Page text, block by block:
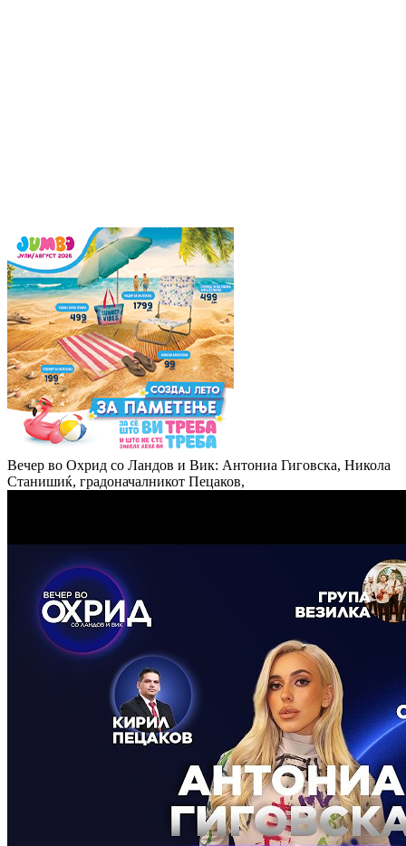
Вечер во Охрид со Ландов и Вик: Антониа Гиговска, Никола
Станишиќ, градоначалникот Пецаков,